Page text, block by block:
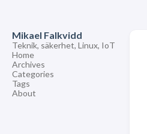
Mikael Falkvidd
Teknik, säkerhet, Linux, IoT
Home
Archives
Categories
Tags
About